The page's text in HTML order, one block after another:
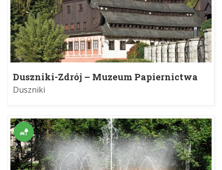
Duszniki-Zdrój – Muzeum Papiernictwa
Duszniki